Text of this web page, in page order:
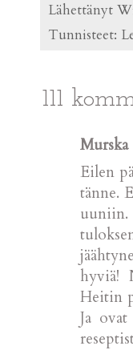
Lähettänyt
Tunnisteet:
111
Murska
Eilen
tänne.
hyviä!
Heitin
Ja